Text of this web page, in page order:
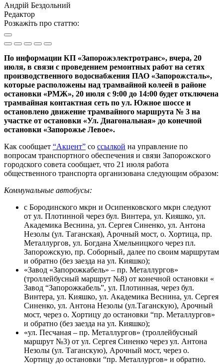
Андрій Бездольний
Редактор
Розкажіть про статтю:
По информации КП «Запорожэлектротранс», вчера, 20
июля, в связи с проведением ремонтных работ на сетях
производственного водоснабжения ПАО «Запорожсталь»,
которые расположены над трамвайной колеей в районе
остановки «РМЖ», 20 июля с 9:00 до 14:00 будет отключена
трамвайная контактная сеть по ул. Южное шоссе и
остановлено движение трамвайного маршрута № 3 на
участке от остановки «Ул. Диагональная» до конечной
остановки «Запорожье Левое».
Как сообщает “Акцент” со ссылкой на управление по
вопросам транспортного обеспечения и связи Запорожского
городского совета сообщает, что 21 июля работа
общественного транспорта организована следующим образом:
Коммунальные автобусы:
с Бородинского мкрн и Осипенковского мкрн следуют
от ул. Плотинной через бул. Винтера, ул. Кияшко, ул.
Академика Веснина, ул. Сергея Синенко, ул. Антона
Незолы (ул. Таганская), Арочный мост, о. Хортица, пр.
Металлургов, ул. Богдана Хмельницкого через пл.
Запорожскую, пр. Соборный, далее по своим маршрутам
и обратно (без заезда на ул. Кияшко);
«Завод «Запорожкабель» – пр. Металлургов»
(троллейбусный маршрут №8) от конечной остановки «
Завод “Запорожкабель”, ул. Плотинная, через бул.
Винтера, ул. Кияшко, ул. Академика Веснина, ул. Сергея
Синенко, ул. Антона Незолы (ул.Таганскую), Арочный
мост, через о. Хортицу до остановки “пр. Металлургов»
и обратно (без заезда на ул. Кияшко);
«ул. Песчаная – пр. Металлургов» (троллейбусный
маршрут №3) от ул. Сергея Синенко через ул. Антона
Незолы (ул. Таганскую), Арочный мост, через о.
Хортицу до остановки “пр. Металлургов» и обратно.